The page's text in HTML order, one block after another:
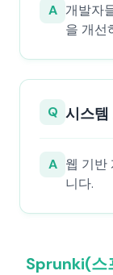
A 개발자
을 개선
Q 시스템
A 웹 기반
니다.
Sprunki(스